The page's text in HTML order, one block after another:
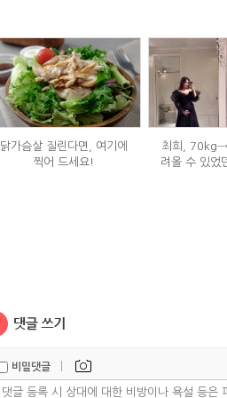
닭가슴살 질린다면, 여기에
찍어 드세요!
최희,
려올 수 있었
비밀댓글 |